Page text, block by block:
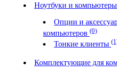
Ноутбуки и компьютеры
Опции и
компьютеров (0)
Тонкие клиенты
Комплектующие для